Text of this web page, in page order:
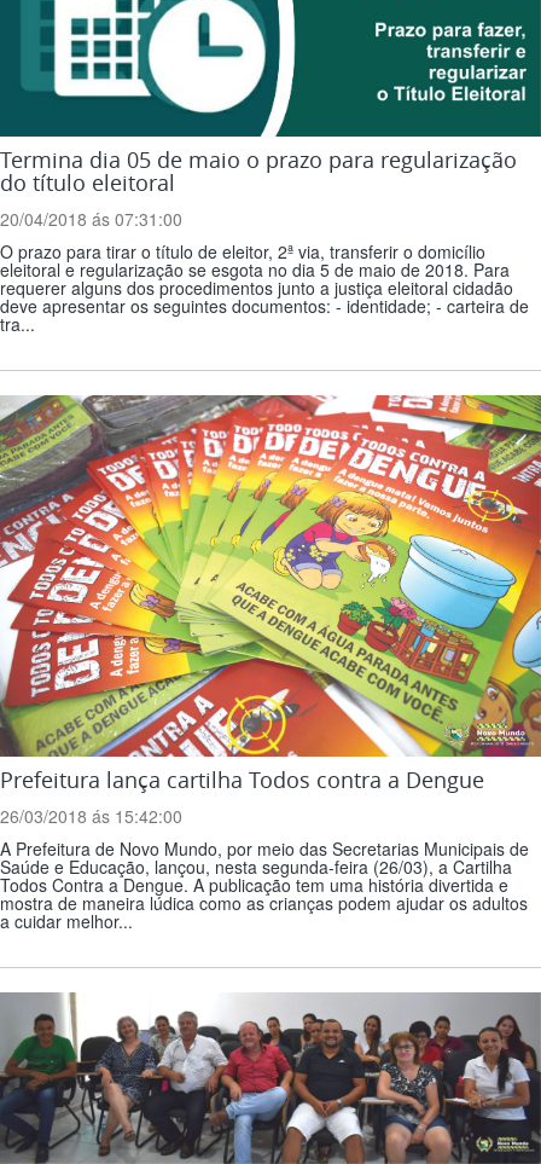
Termina dia 05 de maio o prazo para regularização
do título eleitoral
20/04/2018 ás 07:31:00
O prazo para tirar o título de eleitor, 2ª via, transferir o domicílio
eleitoral e regularização se esgota no dia 5 de maio de 2018. Para
requerer alguns dos procedimentos junto a justiça eleitoral cidadão
deve apresentar os seguintes documentos: - identidade; - carteira de
tra...
Prefeitura lança cartilha Todos contra a Dengue
26/03/2018 ás 15:42:00
A Prefeitura de Novo Mundo, por meio das Secretarias Municipais de
Saúde e Educação, lançou, nesta segunda-feira (26/03), a Cartilha
Todos Contra a Dengue. A publicação tem uma história divertida e
mostra de maneira lúdica como as crianças podem ajudar os adultos
a cuidar melhor...